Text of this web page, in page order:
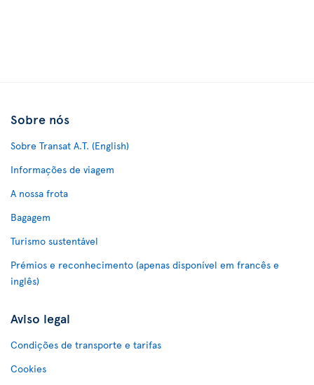
Sobre nós
Sobre Transat A.T. (English)
Informações de viagem
A nossa frota
Bagagem
Turismo sustentável
Prémios e reconhecimento (apenas disponível em francês e
inglês)
Aviso legal
Condições de transporte e tarifas
Cookies